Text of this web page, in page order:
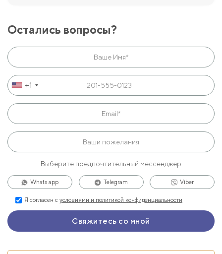
Остались вопросы?
+1
Выберите предпочтительный мессенджер
Whats app Telegram Viber
Я согласен с условиями и политикой конфиденциальности